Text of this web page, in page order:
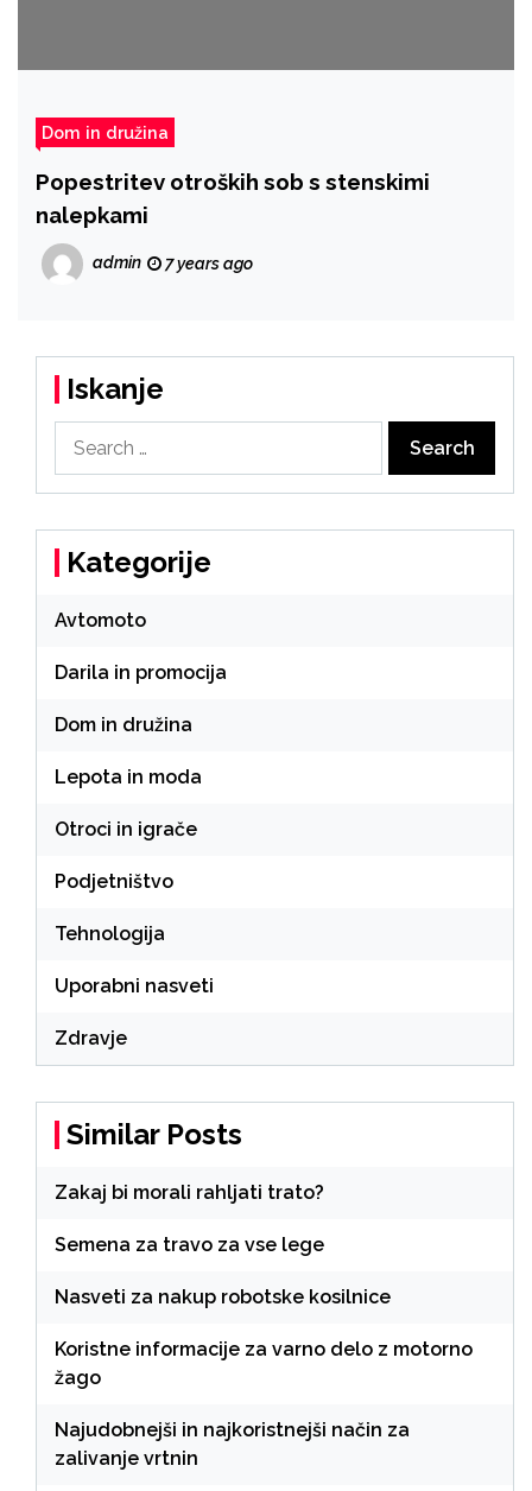
Dom in družina
Popestritev otroških sob s stenskimi
nalepkami
admin 7 years ago
Iskanje
for:
Kategorije
Avtomoto
Darila in promocija
Dom in družina
Lepota in moda
Otroci in igrače
Podjetništvo
Tehnologija
Uporabni nasveti
Zdravje
Similar Posts
Zakaj bi morali rahljati trato?
Semena za travo za vse lege
Nasveti za nakup robotske kosilnice
Koristne informacije za varno delo z motorno
žago
Najudobnejši in najkoristnejši način za
zalivanje vrtnin